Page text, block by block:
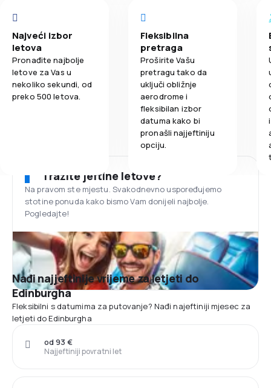
Najveći izbor
letova
Pronađite najbolje
letove za Vas u
nekoliko sekundi, od
preko 500 letova.
Fleksibilna
pretraga
Proširite Vašu
pretragu tako da
uključi obližnje
aerodrome i
fleksibilan izbor
datuma kako bi
pronašli najjeftiniju
opciju.
Tražite jeftine letove?
Na pravom ste mjestu. Svakodnevno uspoređujemo
stotine ponuda kako bismo Vam donijeli najbolje.
Pogledajte!
Nađi najjeftinije vrijeme za letjeti do
Edinburgha
Fleksibilni s datumima za putovanje? Nađi najeftiniji mjesec za
letjeti do Edinburgha
Najjeftiniji povratni let
od 93 €